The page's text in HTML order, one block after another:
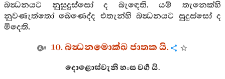
බන්‍ධනයට නුසුදුස්සෝ ද බැඳෙති. යම් තැනෙක්හි
නුවණැත්තෝ බෙණෙද්ද එතැන්හි බන්‍ධනයට සුදුස්සෝ ද
මිදෙති.
10. බන්‍ධනමොක්ඛ ජාතක යි.
දොළොස්වැනි හංස වර්‍ග යි.